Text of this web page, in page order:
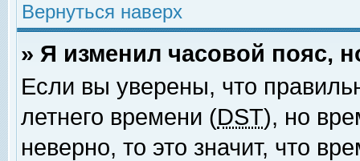
Вернуться наверх
» Я изменил часовой пояс,
Если вы уверены, что
летнего времени (DST), но
неверно, то это значит, что